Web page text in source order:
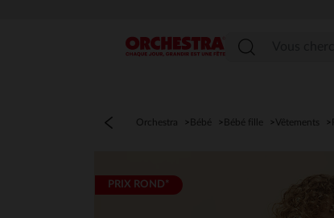
Menu
Orchestra Bébé Bébé fille Vêtements
PRIX ROND*